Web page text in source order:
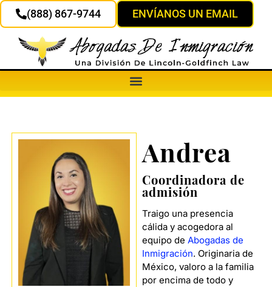
(888) 867-9744 ENVÍANOS UN EMAIL
Andrea
Coordinadora de
admisión
Traigo una presencia
cálida y acogedora al
equipo de Abogadas de
Inmigración. Originaria de
México, valoro a la familia
por encima de todo y